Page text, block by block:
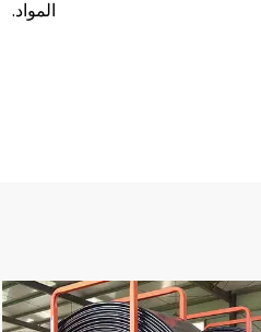
205.5
250
257
المواد.